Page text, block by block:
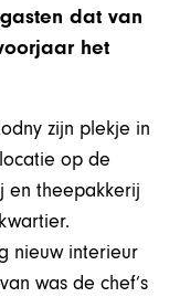
dat van
het
zijn plekje in
op de
en theepakkerij
nieuw interieur
was de chef’s